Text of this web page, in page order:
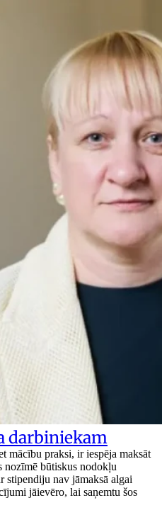
darbiniekam
mācību praksi, ir iespēja maksāt
nozīmē būtiskus nodokļu
stipendiju nav jāmaksā algai
jāievēro, lai saņemtu šos